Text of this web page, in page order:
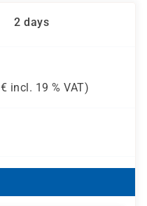
2 days
€ incl. 19 % VAT)